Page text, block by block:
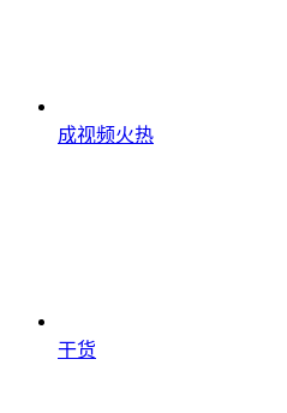
成视频火热
干货